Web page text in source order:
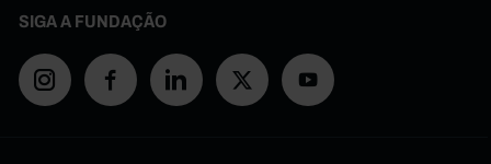
SIGA A FUNDAÇÃO